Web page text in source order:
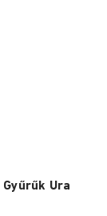
Gyűrűk Ura